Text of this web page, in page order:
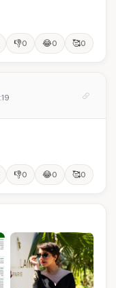
👎0 😂0 🥰0
👎0 😂0 🥰0